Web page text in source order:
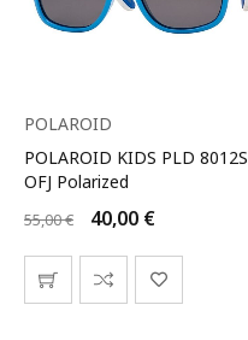
POLAROID
POLAROID KIDS PLD 8012S
OFJ Polarized
55,00€ 40,00 €